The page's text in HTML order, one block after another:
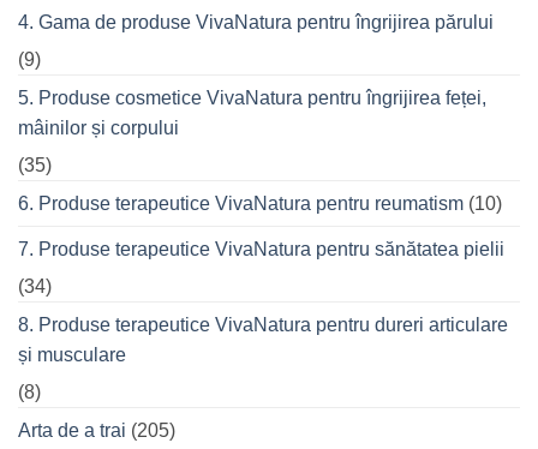
4. Gama de produse VivaNatura pentru îngrijirea părului
(9)
5. Produse cosmetice VivaNatura pentru îngrijirea feței,
mâinilor și corpului
(35)
6. Produse terapeutice VivaNatura pentru reumatism (10)
7. Produse terapeutice VivaNatura pentru sănătatea pielii
(34)
8. Produse terapeutice VivaNatura pentru dureri articulare
și musculare
(8)
Arta de a trai (205)